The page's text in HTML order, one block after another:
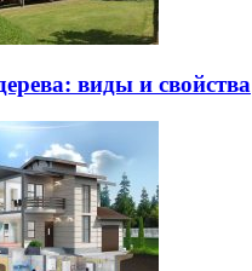
виды и свойства